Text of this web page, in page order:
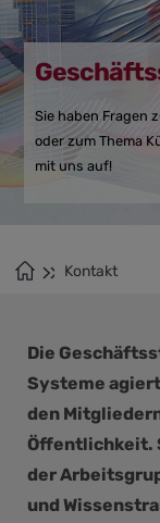
Sie haben Fragen
oder zum Thema
mit uns auf!
Kontakt
Die
Systeme
den
Öffentlichkeit.
der
und